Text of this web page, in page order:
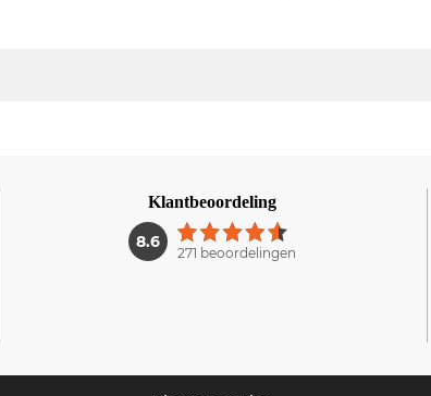
Klantbeoordeling
8.6 1
271 beoordelingen